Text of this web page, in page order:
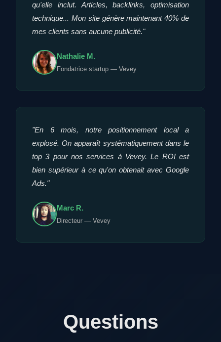
qu'elle inclut. Articles, backlinks, optimisation
technique... Mon site génère maintenant 40% de
mes clients sans aucune publicité."
Nathalie M.
Fondatrice startup — Vevey
"En 6 mois, notre positionnement local a
explosé. On apparaît systématiquement dans le
top 3 pour nos services à Vevey. Le ROI est
bien supérieur à ce qu'on obtenait avec Google
Ads."
Marc R.
Directeur — Vevey
Questions